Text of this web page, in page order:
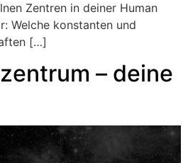
Zentren in deiner Human
Welche konstanten und
[…]
– deine